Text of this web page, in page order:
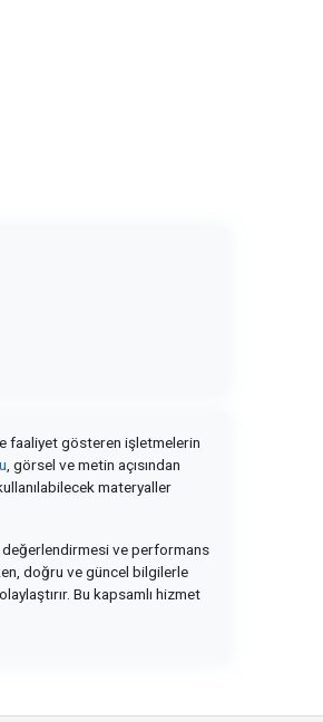
faaliyet gösteren işletmelerin
, görsel ve metin açısından
materyaller
değerlendirmesi ve performans
doğru ve güncel bilgilerle
Bu kapsamlı hizmet